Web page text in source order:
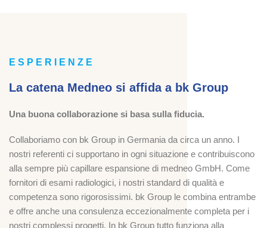
ESPERIENZE
La catena Medneo si affida a bk Group
Una buona collaborazione si basa sulla fiducia.
Collaboriamo con bk Group in Germania da circa un anno. I
nostri referenti ci supportano in ogni situazione e contribuiscono
alla sempre più capillare espansione di medneo GmbH. Come
fornitori di esami radiologici, i nostri standard di qualità e
competenza sono rigorosissimi. bk Group le combina entrambe
e offre anche una consulenza eccezionalmente completa per i
nostri complessi progetti. In bk Group tutto funziona alla